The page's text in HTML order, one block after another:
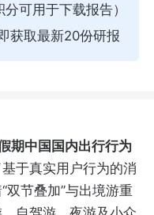
可用于下载报告）
获取最新20份研报
期中国国内出行行为
于真实用户行为的消
双节叠加”与出境游重